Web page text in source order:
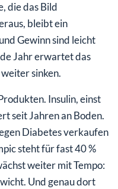
die das Bild
bleibt ein
Gewinn sind leicht
Jahr erwartet das
sinken.
Insulin, einst
seit Jahren an Boden.
Diabetes verkaufen
steht für fast 40 %
weiter mit Tempo:
Und genau dort